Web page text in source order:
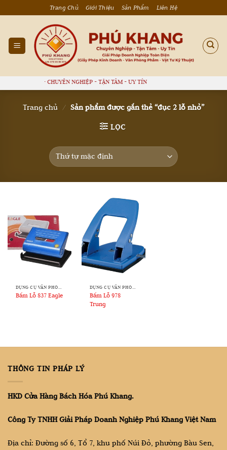
qua
dung
Trang Chủ Giới Thiệu Sản Phẩm Liên Hệ
PHÚ KHANG - CHUYÊN NGHIỆP - TẬN TÂM - UY TÍN
Trang chủ / Sản phẩm được gắn thẻ “đục 2 lỗ nhỏ”
LỌC
DỤNG CỤ VĂN PHÒNG
Bấm Lỗ 837 Eagle
DỤNG CỤ VĂN PHÒNG
Bấm Lỗ 978
Trung
THÔNG TIN PHÁP LÝ
HKD Cửa Hàng Bách Hóa Phú Khang.
Công Ty TNHH Giải Pháp Doanh Nghiệp Phú Khang Việt Nam
Địa chỉ: Đường số 6, Tổ 7, khu phố Núi Đỏ, phường Bàu Sen,